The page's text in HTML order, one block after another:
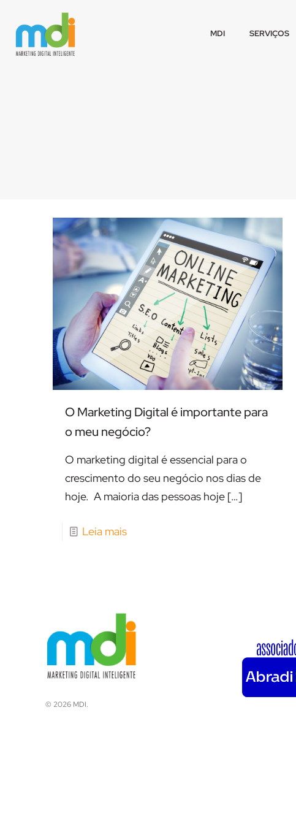
MDI SERVIÇOS
O Marketing Digital é importante para
o meu negócio?
O marketing digital é essencial para o
crescimento do seu negócio nos dias de
hoje. A maioria das pessoas hoje[…]
Leia mais
© 2026 MDI.